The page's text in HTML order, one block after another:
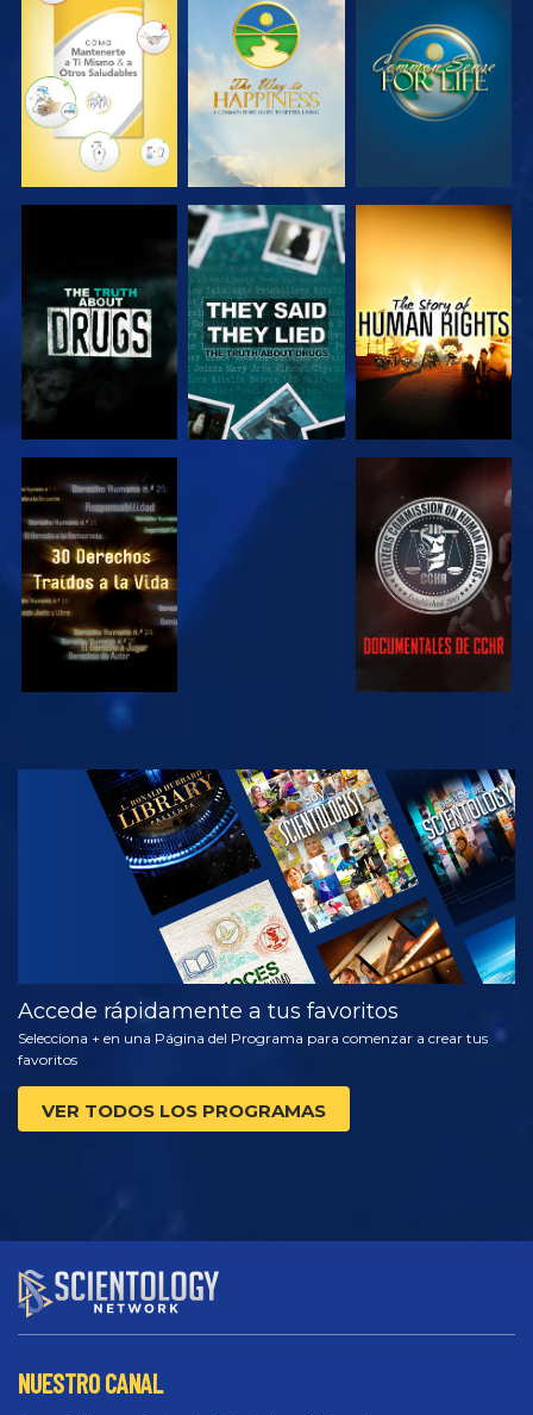
VE VE VE
VE VE
VE VE
VE
EXPLORA LAS
SERIES
Accede rápidamente a tus favoritos
Selecciona + en una Página del Programa para comenzar a crear tus
favoritos
VER TODOS LOS PROGRAMAS
NUESTRO CANAL